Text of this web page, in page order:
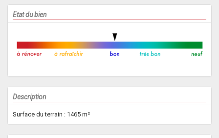
Etat du bien
Description
Surface du terrain : 1465 m²